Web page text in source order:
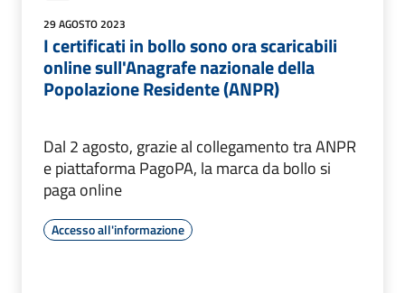
29 AGOSTO 2023
I certificati in bollo sono ora scaricabili
online sull'Anagrafe nazionale della
Popolazione Residente (ANPR)
Dal 2 agosto, grazie al collegamento tra ANPR
e piattaforma PagoPA, la marca da bollo si
paga online
Accesso all'informazione